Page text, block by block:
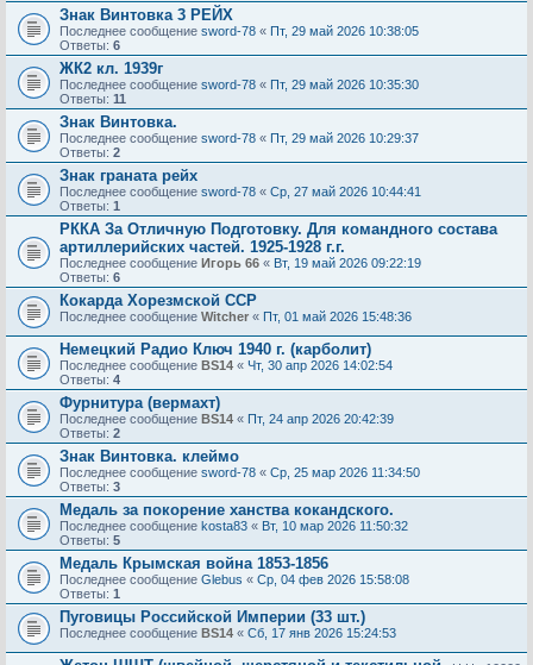
Знак Винтовка 3 РЕЙХ
Последнее сообщение sword-78 « Пт, 29 май 2026 10:38:05
Ответы: 6
ЖК2 кл. 1939г
Последнее сообщение sword-78 « Пт, 29 май 2026 10:35:30
Ответы: 11
Знак Винтовка.
Последнее сообщение sword-78 « Пт, 29 май 2026 10:29:37
Ответы: 2
Знак граната рейх
Последнее сообщение sword-78 « Ср, 27 май 2026 10:44:41
Ответы: 1
РККА За Отличную Подготовку. Для командного состава
артиллерийских частей. 1925-1928 г.г.
Последнее сообщение Игорь 66 « Вт, 19 май 2026 09:22:19
Ответы: 6
Кокарда Хорезмской ССР
Последнее сообщение Witcher « Пт, 01 май 2026 15:48:36
Немецкий Радио Ключ 1940 г. (карболит)
Последнее сообщение BS14 « Чт, 30 апр 2026 14:02:54
Ответы: 4
Фурнитура (вермахт)
Последнее сообщение BS14 « Пт, 24 апр 2026 20:42:39
Ответы: 2
Знак Винтовка. клеймо
Последнее сообщение sword-78 « Ср, 25 мар 2026 11:34:50
Ответы: 3
Медаль за покорение ханства кокандского.
Последнее сообщение kosta83 « Вт, 10 мар 2026 11:50:32
Ответы: 5
Медаль Крымская война 1853-1856
Последнее сообщение Glebus « Ср, 04 фев 2026 15:58:08
Ответы: 1
Пуговицы Российской Империи (33 шт.)
Последнее сообщение BS14 « Сб, 17 янв 2026 15:24:53